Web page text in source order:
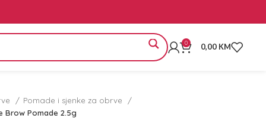
0 0,00 KM
Pomade i sjenke za obrve
Brow Pomade 2.5g